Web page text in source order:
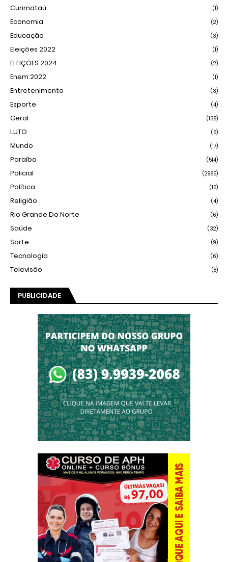
Curimataú (1)
Economia (2)
Educação (3)
Eleições 2022 (1)
ELEIÇÕES 2024 (2)
Enem 2022 (1)
Entretenimento (3)
Esporte (4)
Geral (138)
LUTO (5)
Mundo (17)
Paraíba (514)
Policial (2985)
Política (15)
Religião (4)
Rio Grande Do Norte (6)
Saúde (32)
Sorte (9)
Tecnologia (6)
Televisão (8)
PUBLICIDADE